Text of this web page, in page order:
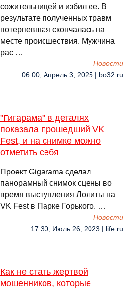
сожительницей и избил ее. В
результате полученных травм
потерпевшая скончалась на
месте происшествия. Мужчина
рас …
Новости
06:00, Апрель 3, 2025 | bo32.ru
"Гигарама" в деталях
показала прошедший VK
Fest, и на снимке можно
отметить себя
Проект Gigarama сделал
панорамный снимок сцены во
время выступления Лолиты на
VK Fest в Парке Горького. …
Новости
17:30, Июль 26, 2023 | life.ru
Как не стать жертвой
мошенников, которые